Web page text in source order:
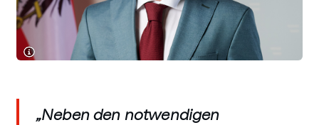
„Neben den notwendigen